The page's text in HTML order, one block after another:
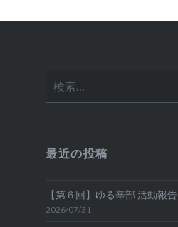
ン
索:
最近の投稿
【第６回】ゆる辛部 活動報告
2026/07/31